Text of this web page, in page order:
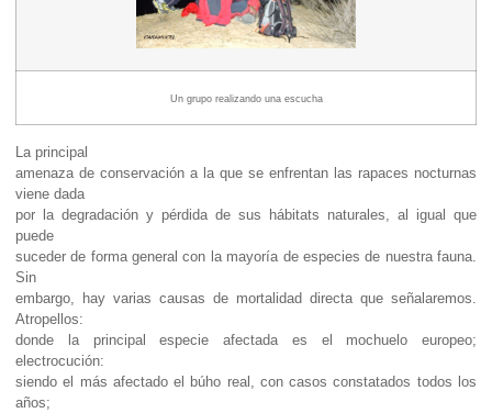
Un grupo realizando una escucha
La principal
amenaza de conservación a la que se enfrentan las rapaces nocturnas
viene dada
por la degradación y pérdida de sus hábitats naturales, al igual que
puede
suceder de forma general con la mayoría de especies de nuestra fauna.
Sin
embargo, hay varias causas de mortalidad directa que señalaremos.
Atropellos:
donde la principal especie afectada es el mochuelo europeo;
electrocución:
siendo el más afectado el búho real, con casos constatados todos los
años;